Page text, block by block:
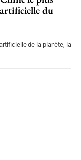
du
de la planète, la